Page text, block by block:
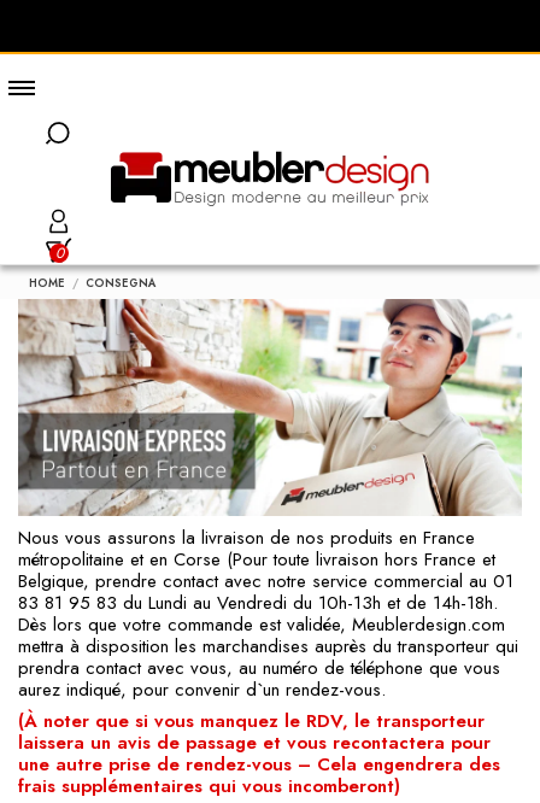
0
HOME CONSEGNA
Nous vous assurons la livraison de nos produits en France
métropolitaine et en Corse (Pour toute livraison hors France et
Belgique, prendre contact avec notre service commercial au 01
83 81 95 83 du Lundi au Vendredi du 10h-13h et de 14h-18h.
Dès lors que votre commande est validée, Meublerdesign.com
mettra à disposition les marchandises auprès du transporteur qui
prendra contact avec vous, au numéro de téléphone que vous
aurez indiqué, pour convenir d`un rendez-vous.
(À noter que si vous manquez le RDV, le transporteur
laissera un avis de passage et vous recontactera pour
une autre prise de rendez-vous – Cela engendrera des
frais supplémentaires qui vous incomberont)